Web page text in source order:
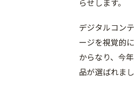
らせします。
デジタルコン
ージを視覚的
からなり、今
品が選ばれまし